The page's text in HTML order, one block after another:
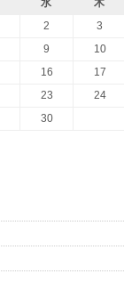
2 3
9 10
16 17
23 24
30